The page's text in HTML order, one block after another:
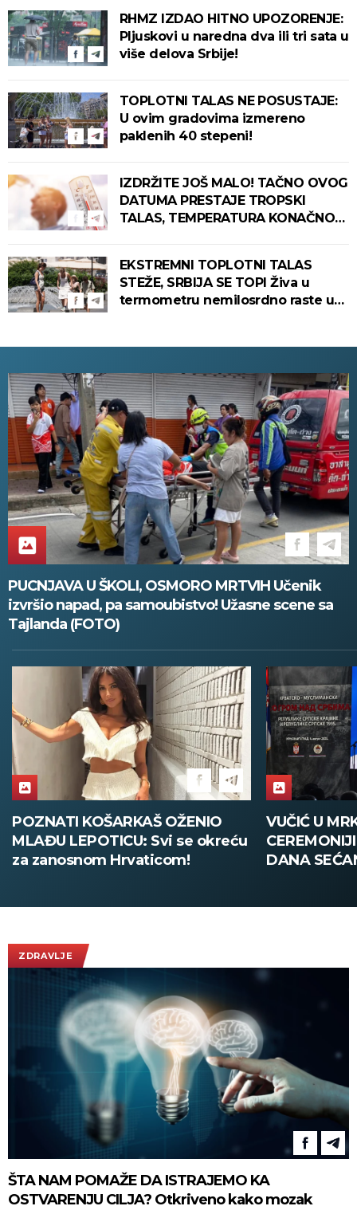
RHMZ IZDAO HITNO UPOZORENJE:
Pljuskovi u naredna dva ili tri sata u
više delova Srbije!
TOPLOTNI TALAS NE POSUSTAJE:
U ovim gradovima izmereno
paklenih 40 stepeni!
IZDRŽITE JOŠ MALO! TAČNO OVOG
DATUMA PRESTAJE TROPSKI
TALAS, TEMPERATURA KONAČNO
EKSTREMNI TOPLOTNI TALAS
STEŽE, SRBIJA SE TOPI Živa u
termometru nemilosrdno raste u
PUCNJAVA U ŠKOLI, OSMORO MRTVIH Učenik
izvršio napad, pa samoubistvo! Užasne scene sa
Tajlanda (FOTO)
POZNATI KOŠARKAŠ OŽENIO
MLAĐU LEPOTICU: Svi se okreću
za zanosnom Hrvaticom!
VUČIĆ U
DANA
ZDRAVLJE
ŠTA NAM POMAŽE DA ISTRAJEMO KA
OSTVARENJU CILJA? Otkriveno kako mozak